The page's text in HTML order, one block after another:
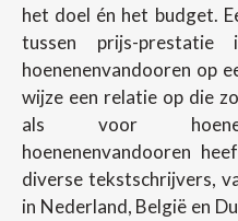
het doel én het budget.
tussen prijs-
hoenenenvandooren op
wijze een relatie op die
als voor
hoenenenvandooren
diverse tekstschrijvers,
in Nederland, België en